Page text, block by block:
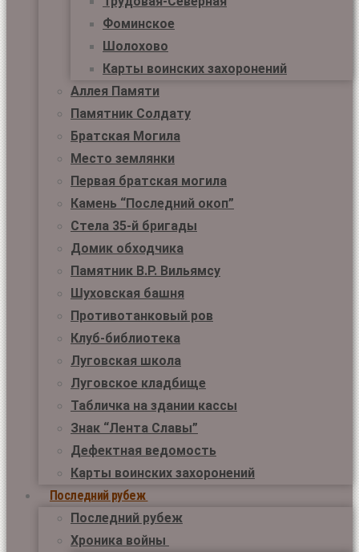
Фоминское
Шолохово
Карты воинских захоронений
Аллея Памяти
Памятник Солдату
Братская Могила
Место землянки
Первая братская могила
Камень “Последний окоп”
Стела 35-й бригады
Домик обходчика
Памятник В.Р. Вильямсу
Шуховская башня
Противотанковый ров
Клуб-библиотека
Луговская школа
Луговское кладбище
Табличка на здании кассы
Знак “Лента Славы”
Дефектная ведомость
Карты воинских захоронений
Последний рубеж
Последний рубеж
Хроника войны